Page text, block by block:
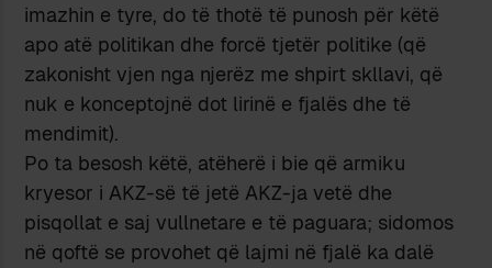
imazhin e tyre, do të thotë të punosh për këtë
apo atë politikan dhe forcë tjetër politike (që
zakonisht vjen nga njerëz me shpirt skllavi, që
nuk e konceptojnë dot lirinë e fjalës dhe të
mendimit).
Po ta besosh këtë, atëherë i bie që armiku
kryesor i AKZ-së të jetë AKZ-ja vetë dhe
pisqollat e saj vullnetare e të paguara; sidomos
në qoftë se provohet që lajmi në fjalë ka dalë